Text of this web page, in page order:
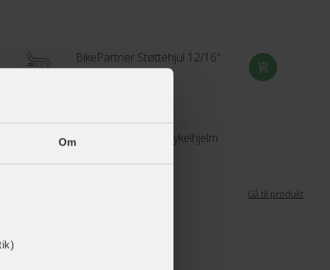
Om
BikePartner Støttehjul 12/16"
INNERGY Happy cykelhjelm
Gå til produkt